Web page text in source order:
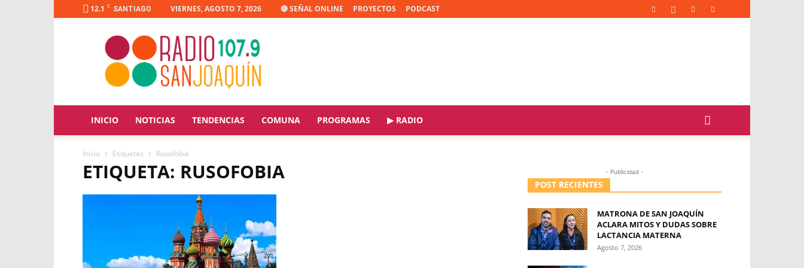
12.1 C SANTIAGO VIERNES, AGOSTO 7, 2026 🔴 SEÑAL ONLINE PROYECTOS PODCAST
Radio
Joaquín
INICIO NOTICIAS TENDENCIAS COMUNA PROGRAMAS ▶ RADIO
Inicio Etiquetas Rusofobia
ETIQUETA: RUSOFOBIA - Publicidad -
POST RECIENTES
MATRONA DE SAN JOAQUÍN
ACLARA MITOS Y DUDAS SOBRE
LACTANCIA MATERNA
Agosto 7, 2026